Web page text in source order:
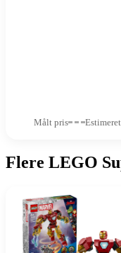
Målt pris
Flere LEGO